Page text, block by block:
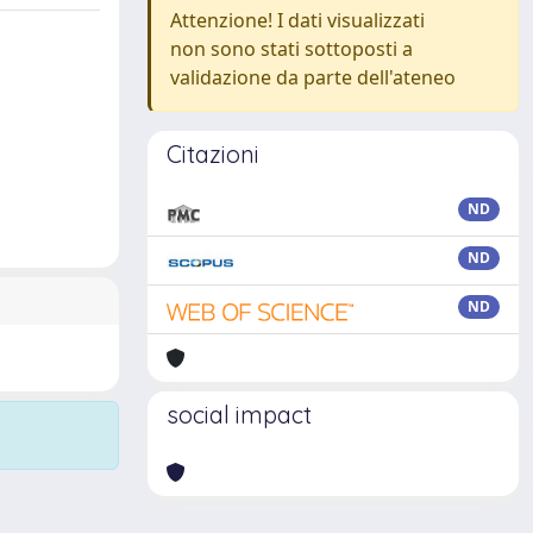
Attenzione! I dati visualizzati
non sono stati sottoposti a
validazione da parte dell'ateneo
Citazioni
ND
ND
ND
social impact